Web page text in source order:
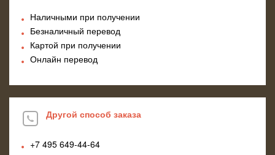
Наличными при получении
Безналичный перевод
Картой при получении
Онлайн перевод
Другой способ заказа
+7 495 649-44-64